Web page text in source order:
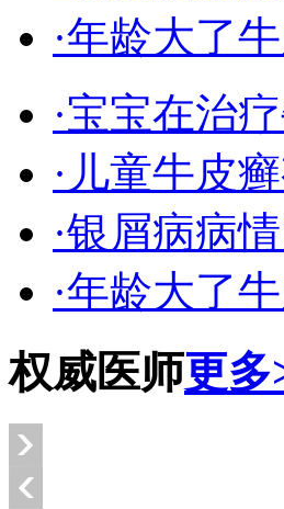
·年龄大了
·宝宝在治
·儿童牛皮
·银屑病病
·年龄大了
权威医师更多